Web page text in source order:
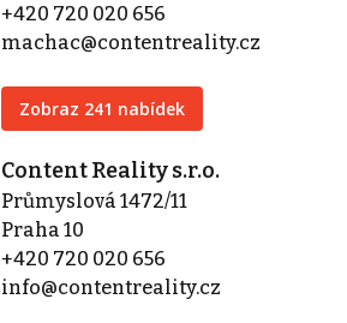
+420 720 020 656
machac@contentreality.cz
Zobraz 241 nabídek
Content Reality s.r.o.
Průmyslová 1472/11
Praha 10
+420 720 020 656
info@contentreality.cz